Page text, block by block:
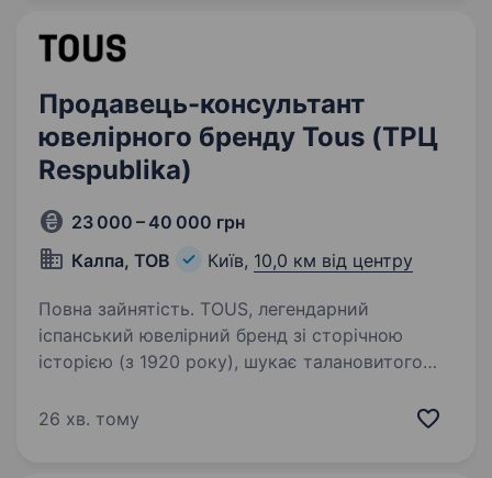
Продавець-консультант
ювелірного бренду Tous (ТРЦ
Respublika)
23 000 – 40 000 грн
Калпа, ТОВ
Київ, 10,0 км від центру
Повна зайнятість. TOUS, легендарний
іспанський ювелірний бренд зі сторічною
історією (з 1920 року), шукає талановитого
Запрошуємо вас у світ, де розкіш стає
26 хв. тому